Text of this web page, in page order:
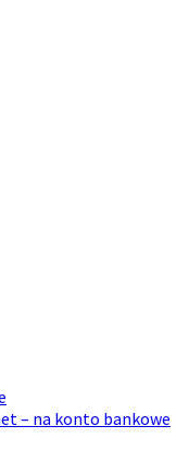
– na konto bankowe